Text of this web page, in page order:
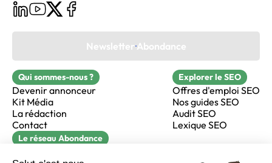
Newsletter Abondance
Qui sommes-nous ?
Devenir annonceur
Kit Média
La rédaction
Contact
Explorer le SEO
Offres d'emploi SEO
Nos guides SEO
Audit SEO
Lexique SEO
Le réseau Abondance